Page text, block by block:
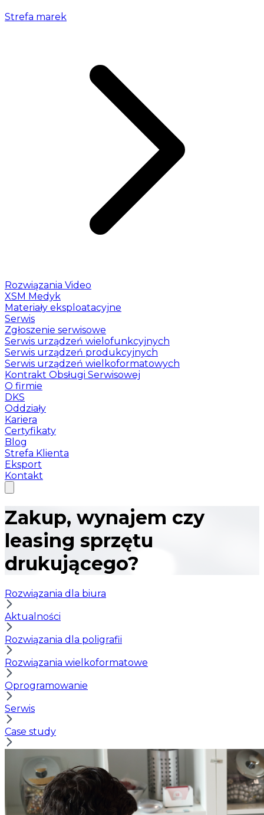
Strefa marek
Rozwiązania Video
XSM Medyk
Materiały eksploatacyjne
Serwis
Zgłoszenie serwisowe
Serwis urządzeń wielofunkcyjnych
Serwis urządzeń produkcyjnych
Serwis urządzeń wielkoformatowych
Kontrakt Obsługi Serwisowej
O firmie
DKS
Oddziały
Kariera
Certyfikaty
Blog
Strefa Klienta
Eksport
Kontakt
Zakup, wynajem czy
leasing sprzętu
drukującego?
Rozwiązania dla biura
Aktualności
Rozwiązania dla poligrafii
Rozwiązania wielkoformatowe
Oprogramowanie
Serwis
Case study